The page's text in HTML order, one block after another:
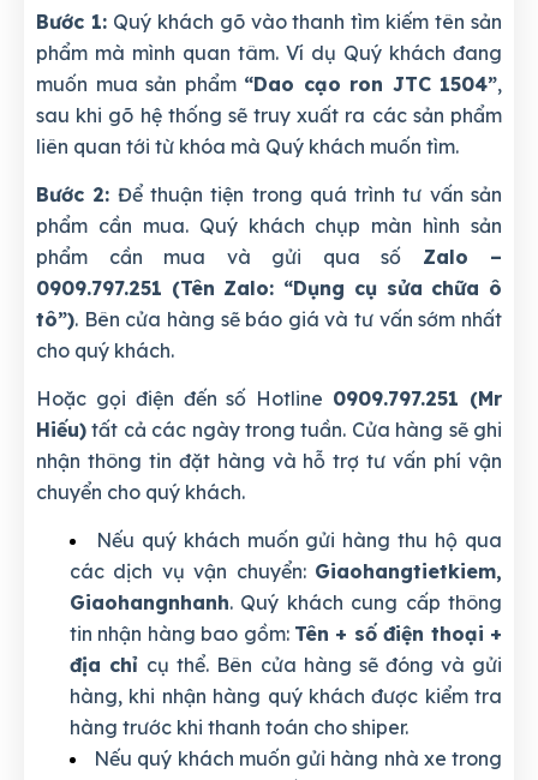
Bước 1:Quý khách gõ vào thanh tìm kiếm tên sản
phẩm mà mình quan tâm. Ví dụ Quý khách đang
muốn mua sản phẩm “Dao cạo ron JTC 1504”,
sau khi gõ hệ thống sẽ truy xuất ra các sản phẩm
liên quan tới từ khóa mà Quý khách muốn tìm.
Bước 2: Để thuận tiện trong quá trình tư vấn sản
phẩm cần mua. Quý khách chụp màn hình sản
phẩm cần mua và gửi qua số Zalo –
0909.797.251 (Tên Zalo: “Dụng cụ sửa chữa ô
tô”). Bên cửa hàng sẽ báo giá và tư vấn sớm nhất
cho quý khách.
Hoặc gọi điện đến số Hotline 0909.797.251 (Mr
Hiếu) tất cả các ngày trong tuần. Cửa hàng sẽ ghi
nhận thông tin đặt hàng và hỗ trợ tư vấn phí vận
chuyển cho quý khách.
Nếu quý khách muốn gửi hàng thu hộ qua
các dịch vụ vận chuyển: Giaohangtietkiem,
Giaohangnhanh. Quý khách cung cấp thông
tin nhận hàng bao gồm: Tên + số điện thoại +
địa chỉ cụ thể. Bên cửa hàng sẽ đóng và gửi
hàng, khi nhận hàng quý khách được kiểm tra
hàng trước khi thanh toán cho shiper.
Nếu quý khách muốn gửi hàng nhà xe trong